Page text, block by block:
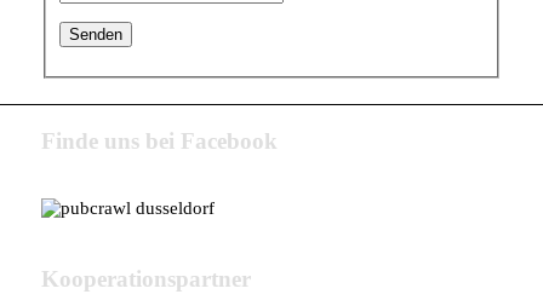
Finde uns bei Facebook
Kooperationspartner